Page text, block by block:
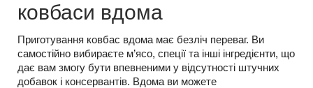
ковбаси вдома
Приготування ковбас вдома має безліч переваг. Ви
самостійно вибираєте м’ясо, спеції та інші інгредієнти, що
дає вам змогу бути впевненими у відсутності штучних
добавок і консервантів. Вдома ви можете